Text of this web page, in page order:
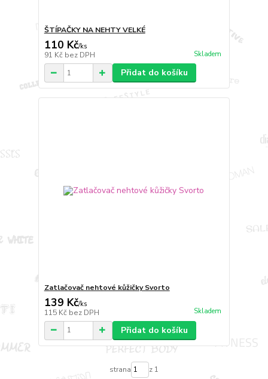
ŠTÍPAČKY NA NEHTY VELKÉ
110 Kč/ks
91 Kč bez DPH Skladem
Přidat do košíku
Zatlačovač nehtové kůžičky Svorto
139 Kč/ks
115 Kč bez DPH Skladem
Přidat do košíku
strana z 1